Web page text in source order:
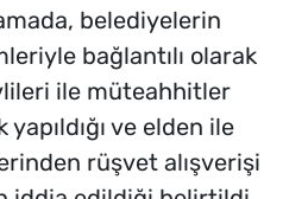
belediyelerin
bağlantılı olarak
ile müteahhitler
ve elden ile
rüşvet alışverişi